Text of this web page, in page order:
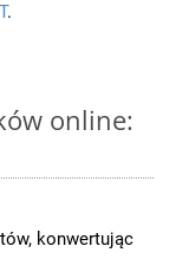
.
online:
konwertując